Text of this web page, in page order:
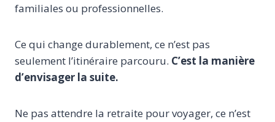
familiales ou professionnelles.
Ce qui change durablement, ce n’est pas
seulement l’itinéraire parcouru. C’est la manière
d’envisager la suite.
Ne pas attendre la retraite pour voyager, ce n’est